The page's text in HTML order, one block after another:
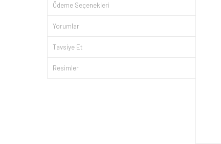
Ödeme Seçenekleri
Yorumlar
Tavsiye Et
Resimler